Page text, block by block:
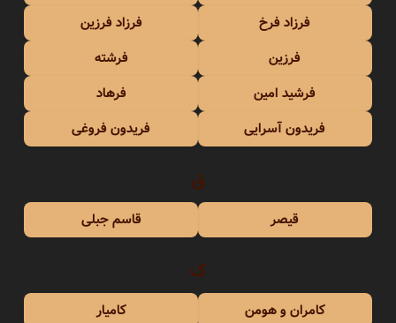
فرزاد فرخ
فرزاد فرزین
فرزین
فرشته
فرشید امین
فرهاد
فریدون آسرایی
فریدون فروغی
ق
قیصر قاسم جبلی
ک
کامران و هومن
کامیار